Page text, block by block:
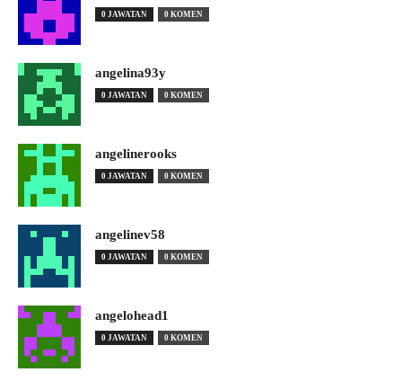
0 JAWATAN 0 KOMEN
angelina93y
0 JAWATAN 0 KOMEN
angelinerooks
0 JAWATAN 0 KOMEN
angelinev58
0 JAWATAN 0 KOMEN
angelohead1
0 JAWATAN 0 KOMEN